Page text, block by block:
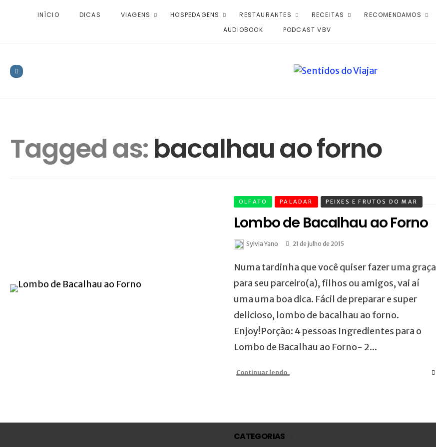
INÍCIO DICAS VIAGENS HOSPEDAGENS RESTAURANTES RECEITAS RECOMENDAMOS
AUDIOBOOK
PODCAST VBV
Tagged as:bacalhau ao forno
OLFATO PALADAR PEIXES E FRUTOS DO MAR
Lombo de Bacalhau ao Forno
Sylvia Yano 21 de julho de 2015
Numa tardinha que você quiser fazer uma graça
para seu parceiro(a), filhos ou amigos, vai aí
uma uma boa dica. Fácil de preparar e super
delicioso, lombo de bacalhau ao forno.
Enjoy!Porção: 4 pessoas Ingredientes para o
Lombo de Bacalhau ao Forno- 2...
Continuar lendo
CATEGORIAS